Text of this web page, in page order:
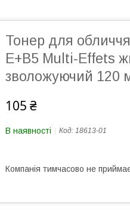
Тонер для
E+B5 Multi-Effets
зволожуючий 120
105 ₴
В наявності Код: 18613-01
Компанія тимчасово не